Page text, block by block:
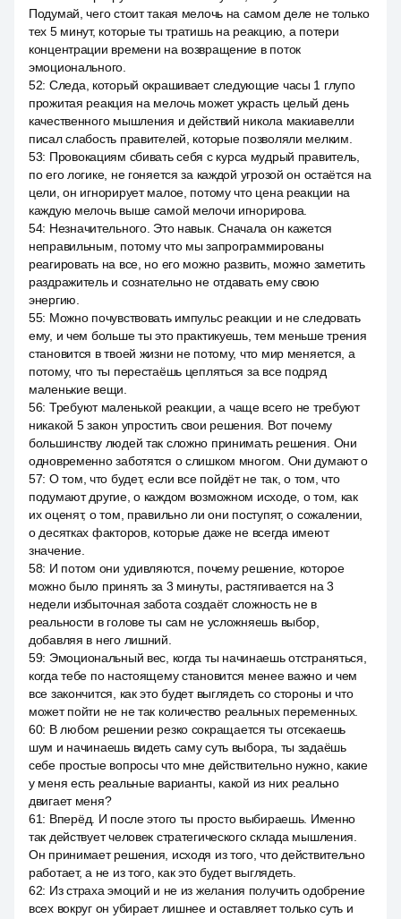
Подумай, чего стоит такая мелочь на самом деле не только
тех 5 минут, которые ты тратишь на реакцию, а потери
концентрации времени на возвращение в поток
эмоционального.
52: Следа, который окрашивает следующие часы 1 глупо
прожитая реакция на мелочь может украсть целый день
качественного мышления и действий никола макиавелли
писал слабость правителей, которые позволяли мелким.
53: Провокациям сбивать себя с курса мудрый правитель,
по его логике, не гоняется за каждой угрозой он остаётся на
цели, он игнорирует малое, потому что цена реакции на
каждую мелочь выше самой мелочи игнорирова.
54: Незначительного. Это навык. Сначала он кажется
неправильным, потому что мы запрограммированы
реагировать на все, но его можно развить, можно заметить
раздражитель и сознательно не отдавать ему свою
энергию.
55: Можно почувствовать импульс реакции и не следовать
ему, и чем больше ты это практикуешь, тем меньше трения
становится в твоей жизни не потому, что мир меняется, а
потому, что ты перестаёшь цепляться за все подряд
маленькие вещи.
56: Требуют маленькой реакции, а чаще всего не требуют
никакой 5 закон упростить свои решения. Вот почему
большинству людей так сложно принимать решения. Они
одновременно заботятся о слишком многом. Они думают о
57: О том, что будет, если все пойдёт не так, о том, что
подумают другие, о каждом возможном исходе, о том, как
их оценят, о том, правильно ли они поступят, о сожалении,
о десятках факторов, которые даже не всегда имеют
значение.
58: И потом они удивляются, почему решение, которое
можно было принять за 3 минуты, растягивается на 3
недели избыточная забота создаёт сложность не в
реальности в голове ты сам не усложняешь выбор,
добавляя в него лишний.
59: Эмоциональный вес, когда ты начинаешь отстраняться,
когда тебе по настоящему становится менее важно и чем
все закончится, как это будет выглядеть со стороны и что
может пойти не не так количество реальных переменных.
60: В любом решении резко сокращается ты отсекаешь
шум и начинаешь видеть саму суть выбора, ты задаёшь
себе простые вопросы что мне действительно нужно, какие
у меня есть реальные варианты, какой из них реально
двигает меня?
61: Вперёд. И после этого ты просто выбираешь. Именно
так действует человек стратегического склада мышления.
Он принимает решения, исходя из того, что действительно
работает, а не из того, как это будет выглядеть.
62: Из страха эмоций и не из желания получить одобрение
всех вокруг он убирает лишнее и оставляет только суть и